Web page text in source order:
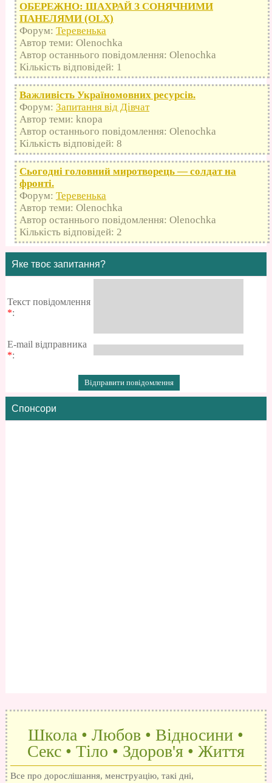
ОБЕРЕЖНО: ШАХРАЙ З СОНЯЧНИМИ
ПАНЕЛЯМИ (OLX)
Форум: Теревенька
Автор теми: Olenochka
Автор останнього повідомлення: Olenochka
Кількість відповідей: 1
Важливість Україномовних ресурсів.
Форум: Запитання від Дівчат
Автор теми: knopa
Автор останнього повідомлення: Olenochka
Кількість відповідей: 8
Сьогодні головний миротворець — солдат на
фронті.
Форум: Теревенька
Автор теми: Olenochka
Автор останнього повідомлення: Olenochka
Кількість відповідей: 2
Яке твоє запитання?
Текст повідомлення
*:
E-mail відправника
*:
Спонсори
Школа • Любов • Відносини •
Секс • Тіло • Здоров'я • Життя
Все про дорослішання, менструацію, такі дні,